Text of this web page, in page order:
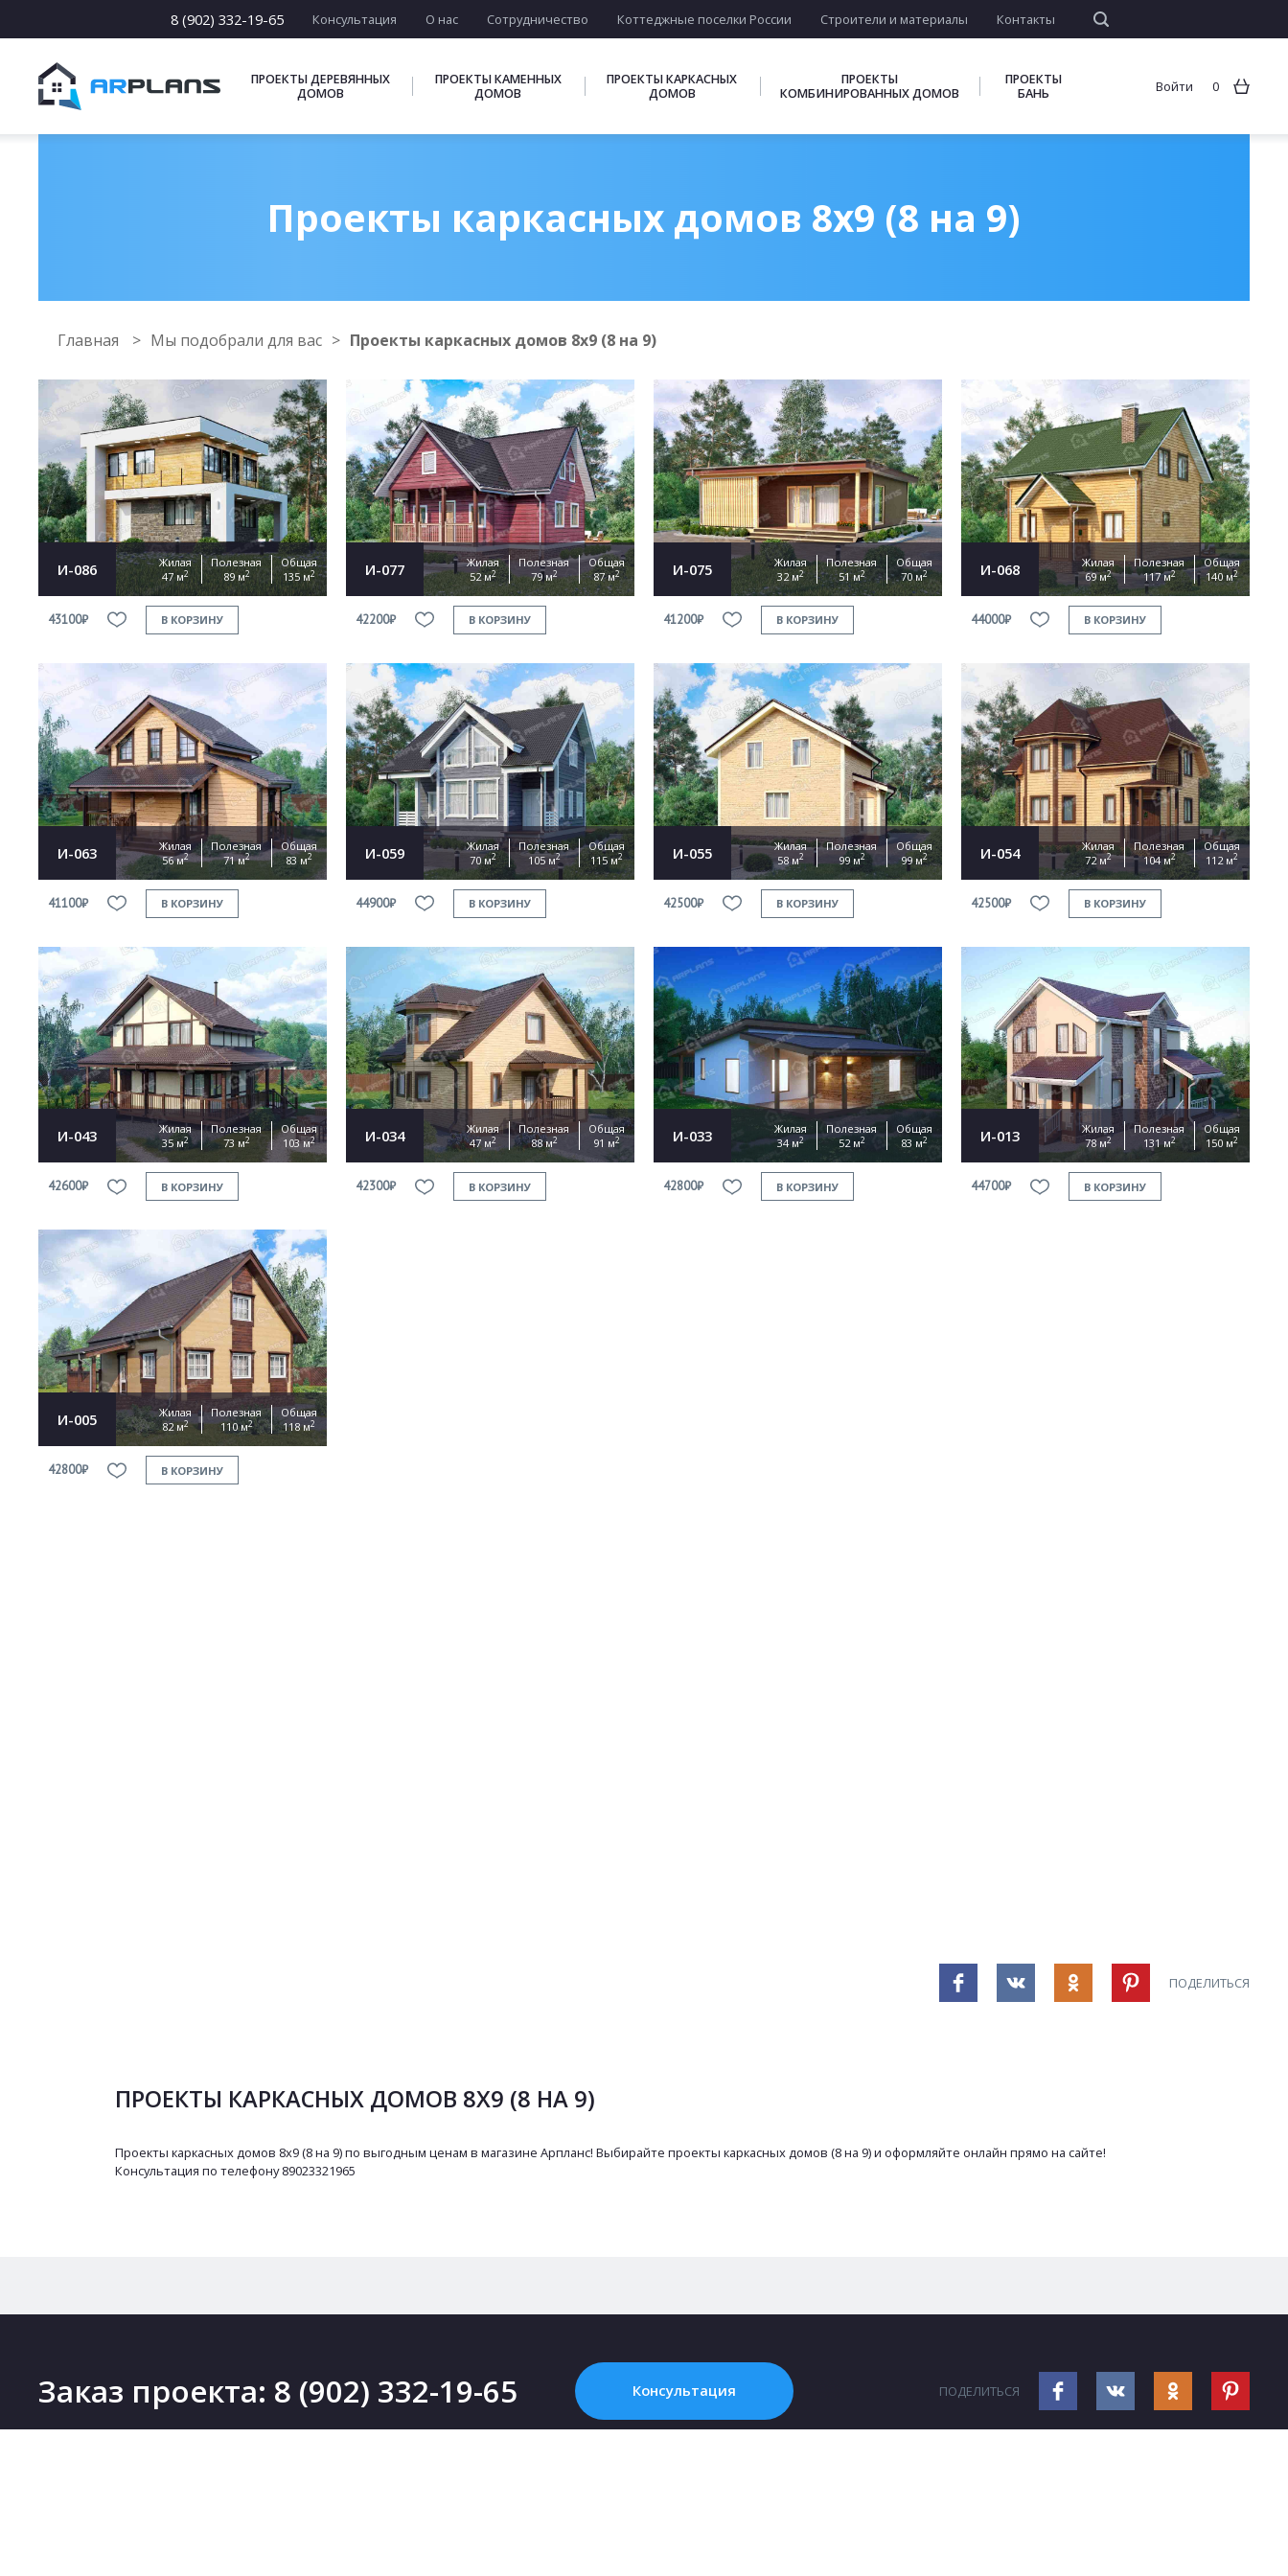
8 (902) 332-19-65 Консультация О нас Сотрудничество Коттеджные поселки России Строители и материалы Контакты
ПРОЕКТЫ ДЕРЕВЯННЫХ
ДОМОВ
ПРОЕКТЫ КАМЕННЫХ
ДОМОВ
ПРОЕКТЫ КАРКАСНЫХ
ДОМОВ
ПРОЕКТЫ
КОМБИНИРОВАННЫХ ДОМОВ
ПРОЕКТЫ
БАНЬ
Войти 0
Проекты каркасных домов 8х9 (8 на 9)
Главная Мы подобрали для вас Проекты каркасных домов 8х9 (8 на 9)
И-086
Жилая
47 м2
Полезная
89 м2
Общая
135 м2
43100₽ В КОРЗИНУ
И-077
Жилая
52 м2
Полезная
79 м2
Общая
87 м2
42200₽ В КОРЗИНУ
И-075
Жилая
32 м2
Полезная
51 м2
Общая
70 м2
41200₽ В КОРЗИНУ
И-068
Жилая
69 м2
Полезная
117 м2
Общая
140 м2
44000₽ В КОРЗИНУ
И-063
Жилая
56 м2
Полезная
71 м2
Общая
83 м2
41100₽ В КОРЗИНУ
И-059
Жилая
70 м2
Полезная
105 м2
Общая
115 м2
44900₽ В КОРЗИНУ
И-055
Жилая
58 м2
Полезная
99 м2
Общая
99 м2
42500₽ В КОРЗИНУ
И-054
Жилая
72 м2
Полезная
104 м2
Общая
112 м2
42500₽ В КОРЗИНУ
И-043
Жилая
35 м2
Полезная
73 м2
Общая
103 м2
42600₽ В КОРЗИНУ
И-034
Жилая
47 м2
Полезная
88 м2
Общая
91 м2
42300₽ В КОРЗИНУ
И-033
Жилая
34 м2
Полезная
52 м2
Общая
83 м2
42800₽ В КОРЗИНУ
И-013
Жилая
78 м2
Полезная
131 м2
Общая
150 м2
44700₽ В КОРЗИНУ
И-005
Жилая
82 м2
Полезная
110 м2
Общая
118 м2
42800₽ В КОРЗИНУ
ПОДЕЛИТЬСЯ
ПРОЕКТЫ КАРКАСНЫХ ДОМОВ 8Х9 (8 НА 9)
Проекты каркасных домов 8х9 (8 на 9) по выгодным ценам в магазине Арпланс! Выбирайте проекты каркасных домов (8 на 9) и оформляйте онлайн прямо на сайте!
Консультация по телефону 89023321965
Заказ проекта: 8 (902) 332-19-65 Консультация ПОДЕЛИТЬСЯ